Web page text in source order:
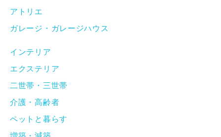
アトリエ
ガレージ・ガレージハウス
インテリア
エクステリア
二世帯・三世帯
介護・高齢者
ペットと暮らす